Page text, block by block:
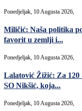
Ponedjeljak, 10 Augusta 2026,
Miličić: Naša politika
favorit u zemlji i...
Ponedjeljak, 10 Augusta 2026,
Lalatović Žižić: Za 120
SO Nikšić, koja...
Ponedjeljak, 10 Augusta 2026,